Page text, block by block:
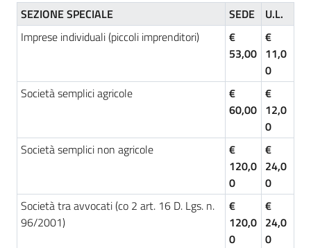
on line
Registrati
SEZIONE SPECIALE
SEDE
U.L.
Imprese individuali (piccoli imprenditori)
€
53,00
€
11,0
0
Società semplici agricole
€
60,00
€
12,0
0
Società semplici non agricole
€
120,0
0
€
24,0
0
Società tra avvocati (co 2 art. 16 D. Lgs. n.
96/2001)
€
120,0
0
€
24,0
0